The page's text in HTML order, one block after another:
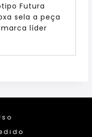
Futura
sela a peça
líder